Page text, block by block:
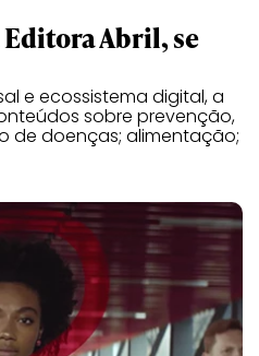
Editora Abril, se
e ecossistema digital, a
sobre prevenção,
de doenças; alimentação;